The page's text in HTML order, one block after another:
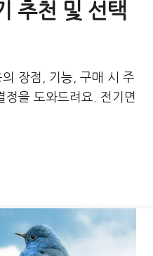
추천 및 선택
장점, 기능, 구매 시 주
정을 도와드려요. 전기면